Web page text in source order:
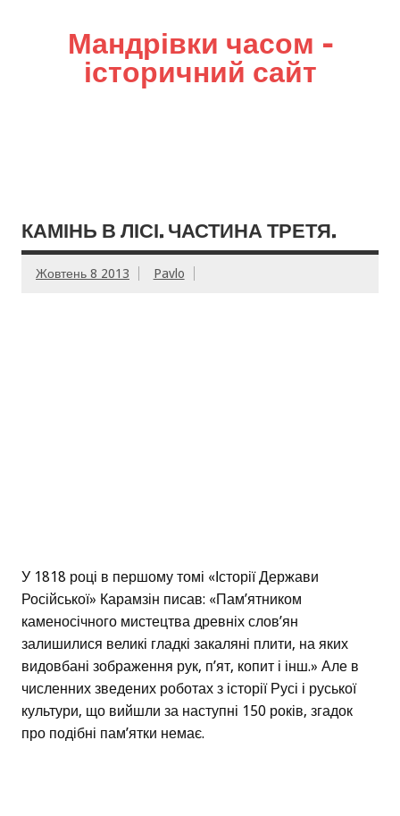
Мандрівки часом –
історичний сайт
КАМІНЬ В ЛІСІ. ЧАСТИНА ТРЕТЯ.
Жовтень 8 2013 Pavlo
У 1818 році в першому томі «Історії Держави
Російської» Карамзін писав: «Пам’ятником
каменосічного мистецтва древніх слов’ян
залишилися великі гладкі закаляні плити, на яких
видовбані зображення рук, п’ят, копит і інш.» Але в
численних зведених роботах з історії Русі і руської
культури, що вийшли за наступні 150 років, згадок
про подібні пам’ятки немає.